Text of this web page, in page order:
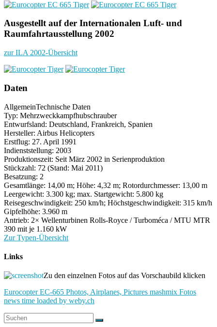
Ausgestellt auf der Internationalen Luft- und
Raumfahrtausstellung 2002
zur ILA 2002-Übersicht
Daten
AllgemeinTechnische Daten
Typ: Mehrzweckkampfhubschrauber
Entwurfsland: Deutschland, Frankreich, Spanien
Hersteller: Airbus Helicopters
Erstflug: 27. April 1991
Indienststellung: 2003
Produktionszeit: Seit März 2002 in Serienproduktion
Stückzahl: 72 (Stand: Mai 2011)
Besatzung: 2
Gesamtlänge: 14,00 m; Höhe: 4,32 m; Rotordurchmesser: 13,00 m
Leergewicht: 3.300 kg; max. Startgewicht: 5.800 kg
Reisegeschwindigkeit: 250 km/h; Höchstgeschwindigkeit: 315 km/h
Gipfelhöhe: 3.960 m
Antrieb: 2× Wellenturbinen Rolls-Royce / Turboméca / MTU MTR
390 mit je 1.160 kW
Zur Typen-Übersicht
Links
Zu den einzelnen Fotos auf das Vorschaubild klicken
Eurocopter EC-665 Photos, Airplanes, Pictures mashmix Fotos
news time loaded by weby.ch